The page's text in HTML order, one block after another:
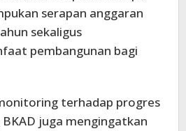
serapan anggaran
sekaligus
pembangunan bagi
terhadap progres
juga mengingatkan